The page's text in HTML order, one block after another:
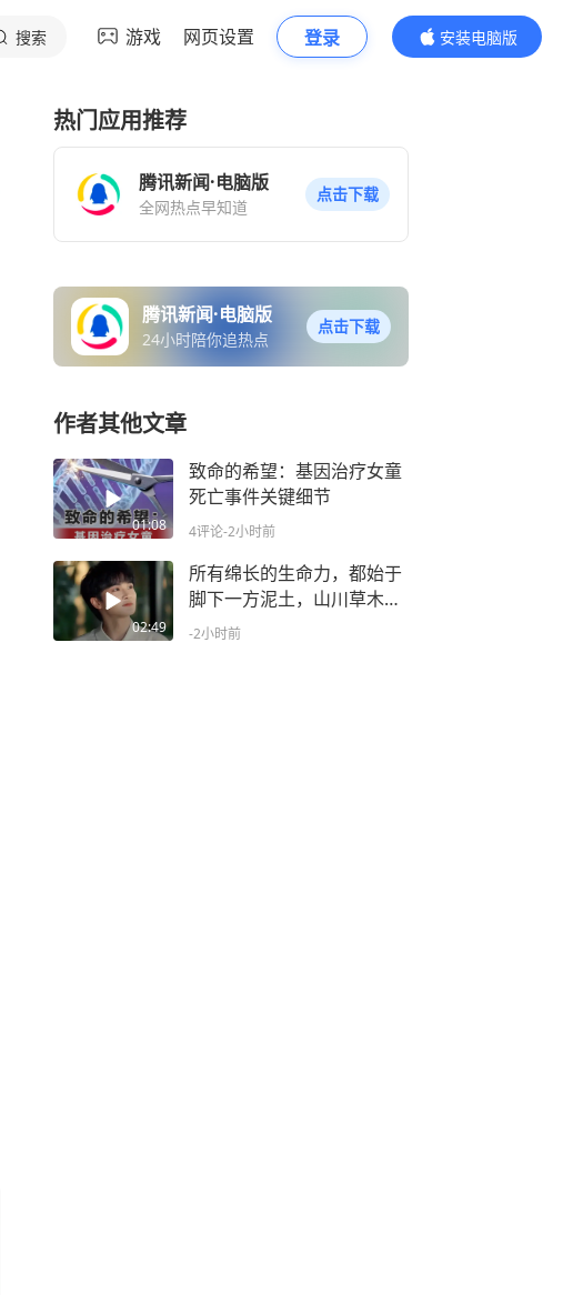
搜索 游戏 网页设置 登录
安装电脑版
内容更精彩
热门应用推荐
腾讯新闻·电脑版
全网热点早知道
点击下载
腾讯新闻·电脑版
24小时陪你追热点
点击下载
作者其他文章
01:08
致命的希望：基因治疗女童
死亡事件关键细节
4评论-2小时前
02:49
所有绵长的生命力，都始于
脚下一方泥土，山川草木的
岁岁枯荣里，写满了自然与
-2小时前